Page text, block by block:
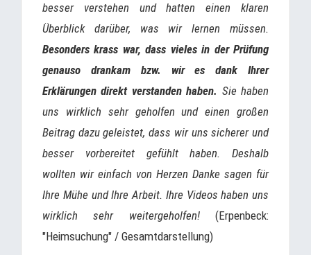
besser verstehen und hatten einen klaren
Überblick darüber, was wir lernen müssen.
Besonders krass war, dass vieles in der Prüfung
genauso drankam bzw. wir es dank Ihrer
Erklärungen direkt verstanden haben. Sie haben
uns wirklich sehr geholfen und einen großen
Beitrag dazu geleistet, dass wir uns sicherer und
besser vorbereitet gefühlt haben. Deshalb
wollten wir einfach von Herzen Danke sagen für
Ihre Mühe und Ihre Arbeit. Ihre Videos haben uns
wirklich sehr weitergeholfen! (Erpenbeck:
"Heimsuchung" / Gesamtdarstellung)